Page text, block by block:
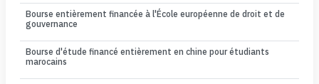
Bourse entièrement financée à l'École européenne de droit et de
gouvernance
Bourse d'étude financé entièrement en chine pour étudiants
marocains